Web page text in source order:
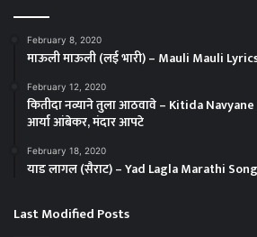
February 8, 2020
माऊली माऊली (लई भारी) – Mauli Mauli
February 12, 2020
कितीदा नव्याने तुला आठवावे – Kitida
आर्या आंबेकर, मंदार आपटे
February 18, 2020
याड लागल (सैराट) – Yad Lagla Marathi
Last Modified Posts